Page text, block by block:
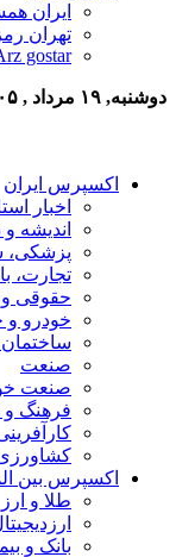
ایران
تهران
gostar
دوشنبه, ۱۹ مرداد , ۱۴۰۵
اکسپرس ایران
اخبار
اندیشه و
پزشکی،
تجارت،
حقوقی
خودرو و
ساختمان
صنعت
صنعت
فرهنگ و
اکسپرس بین
طلا و ارز
بانک و